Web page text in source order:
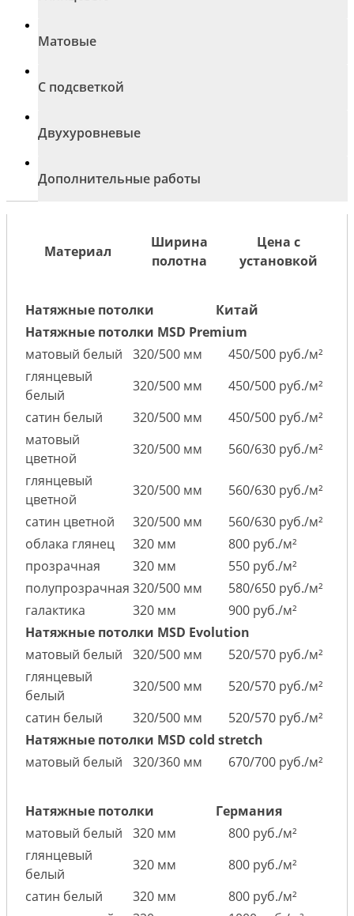
Матовые
С подсветкой
Двухуровневые
Дополнительные работы
Материал
Ширина
полотна
Цена с
установкой
Натяжные потолки
Китай
Натяжные потолки MSD Premium
матовый белый
320/500 мм
450/500 руб./м²
глянцевый
белый
320/500 мм
450/500 руб./м²
сатин белый
320/500 мм
450/500 руб./м²
матовый
цветной
320/500 мм
560/630 руб./м²
глянцевый
цветной
320/500 мм
560/630 руб./м²
сатин цветной
320/500 мм
560/630 руб./м²
облака глянец
320 мм
800 руб./м²
прозрачная
320 мм
550 руб./м²
полупрозрачная 320/500 мм
580/650 руб./м²
галактика
320 мм
900 руб./м²
Натяжные потолки MSD Evolution
матовый белый
320/500 мм
520/570 руб./м²
глянцевый
белый
320/500 мм
520/570 руб./м²
сатин белый
320/500 мм
520/570 руб./м²
Натяжные потолки MSD cold stretch
матовый белый
320/360 мм 670/700 руб./м²
Натяжные потолки
Германия
матовый белый
320 мм
800 руб./м²
глянцевый
белый
320 мм
800 руб./м²
сатин белый
320 мм
800 руб./м²